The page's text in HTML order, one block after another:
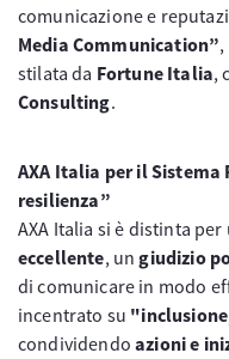
comunicazione e
Media Communication”
stilata da Fortune Italia,
Consulting.
AXA Italia per il Sistema
resilienza”
AXA Italia si è distinta per
eccellente, ungiudizio
di comunicare in modo
incentrato su
condividendoazioni e